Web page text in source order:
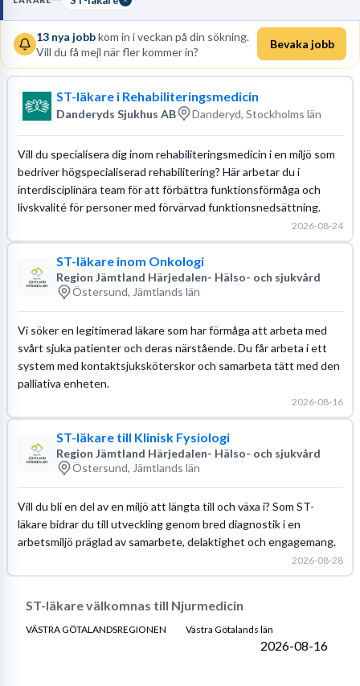
TakeCare. Utbildningen kräver att du genomför obligatoriska
kurser, för loggbok över utförda ingrepp och deltar i
jourpassför att uppfylla målen i dinindividuella utbildningsplan
Löneguide Arbetsuppgifter Utbildningsguide
13 nya jobbkom in i veckan på din sökning.
Vill du få mejl när fler kommer in?
Bevaka jobb
ST-läkare i Rehabiliteringsmedicin
Danderyds Sjukhus AB Danderyd, Stockholms län
Vill du specialisera dig inom rehabiliteringsmedicin i en miljö som
bedriver högspecialiserad rehabilitering? Här arbetar du i
interdisciplinära team för att förbättra funktionsförmåga och
livskvalité för personer med förvärvad funktionsnedsättning.
2026-08-24
ST-läkare inom Onkologi
Region Jämtland Härjedalen- Hälso- och sjukvård
Östersund, Jämtlands län
Vi söker en legitimerad läkare som har förmåga att arbeta med
svårt sjuka patienter och deras närstående. Du får arbeta i ett
system med kontaktsjuksköterskor och samarbeta tätt med den
palliativa enheten.
2026-08-16
ST-läkare till Klinisk Fysiologi
Region Jämtland Härjedalen- Hälso- och sjukvård
Östersund, Jämtlands län
Vill du bli en del av en miljö att längta till och växa i? Som ST-
läkare bidrar du till utveckling genom bred diagnostik i en
arbetsmiljö präglad av samarbete, delaktighet och engagemang.
2026-08-28
ST-läkare välkomnas till Njurmedicin
VÄSTRA GÖTALANDSREGIONEN Västra Götalands län
2026-08-16